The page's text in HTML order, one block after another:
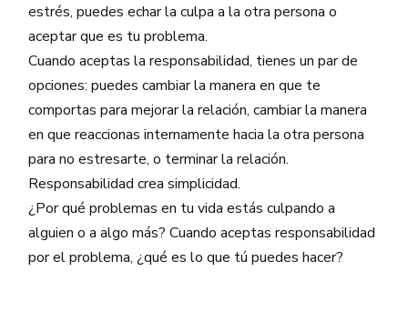
estrés, puedes echar la culpa a la otra persona o
aceptar que es tu problema.
Cuando aceptas la responsabilidad, tienes un par de
opciones: puedes cambiar la manera en que te
comportas para mejorar la relación, cambiar la manera
en que reaccionas internamente hacia la otra persona
para no estresarte, o terminar la relación.
Responsabilidad crea simplicidad.
¿Por qué problemas en tu vida estás culpando a
alguien o a algo más? Cuando aceptas responsabilidad
por el problema, ¿qué es lo que tú puedes hacer?